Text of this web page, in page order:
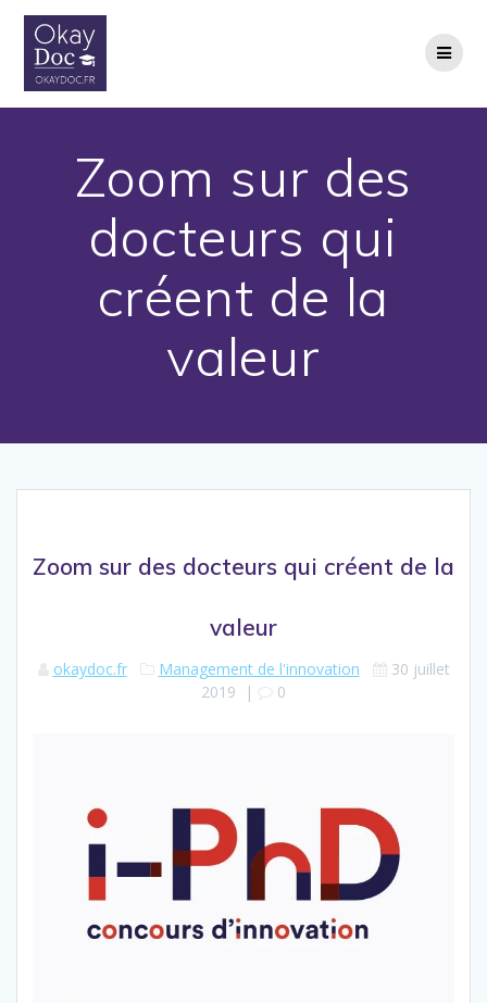
Zoom sur des
docteurs qui
créent de la
valeur
Zoom sur des docteurs qui créent de la
valeur
okaydoc.fr Management de l'innovation
30 juillet
2019 | 0